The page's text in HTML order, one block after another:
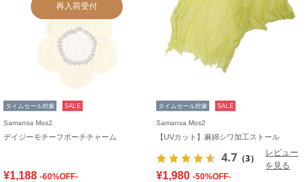
再入荷受付
タイムセール対象 SALE
Samansa Mos2
デイジーモチーフポーチチャーム
¥1,188 -60%OFF-
タイムセール対象 SALE
Samansa Mos2
【UVカット】麻綿シワ加工ストール
4.7 （3）
レビュー
を見る
¥1,980 -50%OFF-